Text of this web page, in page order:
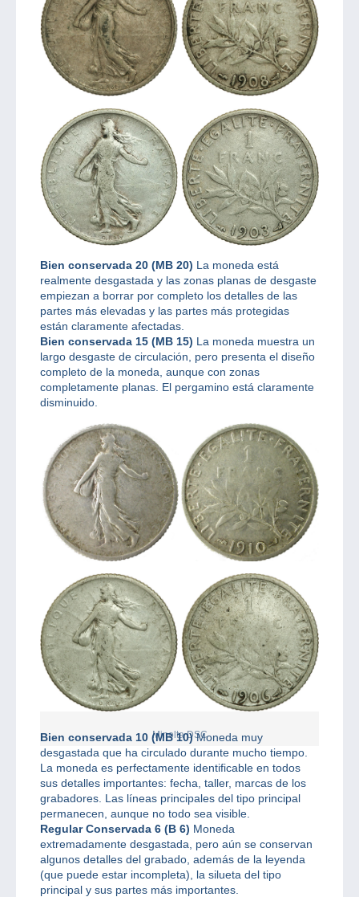
Bien conservada 20 (MB 20) La moneda está
realmente desgastada y las zonas planas de desgaste
empiezan a borrar por completo los detalles de las
partes más elevadas y las partes más protegidas
están claramente afectadas.
Bien conservada 15 (MB 15) La moneda muestra un
largo desgaste de circulación, pero presenta el diseño
completo de la moneda, aunque con zonas
completamente planas. El pergamino está claramente
disminuido.
Minolta DSC
Bien conservada 10 (MB 10) Moneda muy
desgastada que ha circulado durante mucho tiempo.
La moneda es perfectamente identificable en todos
sus detalles importantes: fecha, taller, marcas de los
grabadores. Las líneas principales del tipo principal
permanecen, aunque no todo sea visible.
Regular Conservada 6 (B 6) Moneda
extremadamente desgastada, pero aún se conservan
algunos detalles del grabado, además de la leyenda
(que puede estar incompleta), la silueta del tipo
principal y sus partes más importantes.